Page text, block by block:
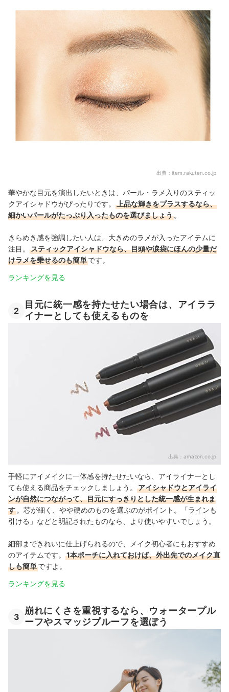
出典： item.rakuten.co.jp
華やかな目元を演出したいときは、パール・ラメ入りのスティッ
クアイシャドウがぴったりです。
上品な輝きをプラスするなら、
細かいパールがたっぷり入ったものを選びましょう 。
きらめき感を強調したい人は、大きめのラメが入ったアイテムに
注目。
スティックアイシャドウなら、目頭や涙袋にほんの少量だ
けラメを乗せるのも簡単です。
ランキングを見る
2
目元に統一感を持たせたい場合は、アイララ
イナーとしても使えるものを
出典： amazon.co.jp
手軽にアイメイクに一体感を持たせたいなら、アイライナーとし
ても使える商品をチェックしましょう。
アイシャドウとアイライ
ンが自然につながって、目元にすっきりとした統一感が生まれま
す 。芯が細く、やや硬めのものを選ぶのがポイント。「ラインも
引ける」などと明記されたものなら、より使いやすいでしょう。
細部まできれいに仕上げられるので、メイク初心者にもおすすめ
のアイテムです。
1本ポーチに入れておけば、外出先でのメイク直
しも簡単ですよ。
ランキングを見る
3
崩れにくさを重視するなら、ウォータープル
ーフやスマッジプルーフを選ぼう